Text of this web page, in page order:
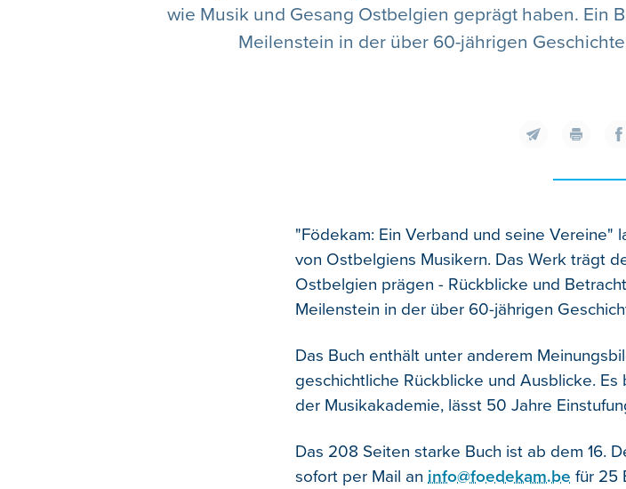
wie Musik und Gesang Ostbelgien geprägt haben. Ein
Meilenstein in der über 60-jährigen
"Födekam: Ein Verband und seine Vereine"
von Ostbelgiens Musikern. Das Werk trägt
Ostbelgien prägen - Rückblicke und
Meilenstein in der über 60-jährigen
Das Buch enthält unter anderem
geschichtliche Rückblicke und Ausblicke.
der Musikakademie, lässt 50 Jahre
Das 208 Seiten starke Buch ist ab dem 16.
sofort per Mail an info@foedekam.be für 25